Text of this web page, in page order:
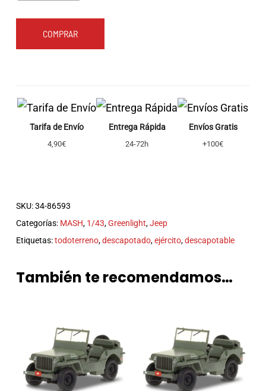
COMPRAR
Tarifa de Envío
4,90€
Entrega Rápida
24-72h
Envíos Gratis
+100€
SKU:34-86593
Categorías: MASH, 1/43,Greenlight,Jeep
Etiquetas:todoterreno,descapotado,ejército,descapotable
También te recomendamos…